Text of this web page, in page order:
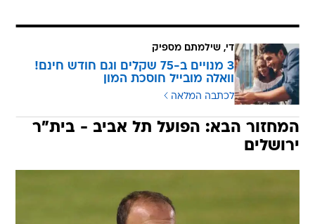
די, שילמתם מספיק
3 מנויים ב-75 שקלים וגם חודש חינם!
וואלה מובייל חוסכת המון
לכתבה המלאה
המחזור הבא: הפועל תל אביב - בית"ר
ירושלים